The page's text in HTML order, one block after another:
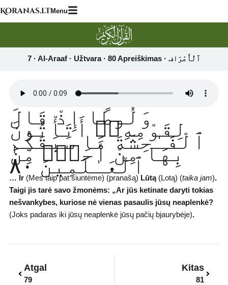
Skip
to
Koranas.ltMenu
وَلُوطًا إِذْ قَالَ
لِقَوْمِهِۦٓ أَتَأْتُونَ
ٱلْفَـٰحِشَةَ مَا سَبَقَكُم
بِهَا مِنْ أَحَدٍۢ مِّنَ
ٱلْعَـٰلَمِينَ ٨٠ … Ir(Mes taip pat siuntėme) (pranašą) Lūtą (Lotą) (taika jam).
Taigi jis tarė savo žmonėms: „Ar jūs ketinate daryti tokias
nešvankybes, kuriose nė vienas pasaulis jūsų neaplenkė?
(Joks padaras iki jūsų neaplenkė jūsų pačių bjaurybėje).
Atgal
79
Kitas
81